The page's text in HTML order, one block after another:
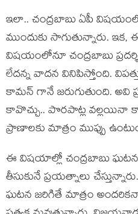
ఇలా.. చంద్ర‌బాబు ఏపీ
ముందుకు సాగుతున్నారు. ఇక‌,
విష‌యంలోనూ చంద్ర‌బాబు
లేద‌న్న వాద‌న వినిపిస్తోంది.
కామ‌న్ గానే జ‌రుగుతుంది. అవి
కావొచ్చు.. పొర‌పాట్ల వ‌ల్ల‌యినా
ప్రాణాల‌కు మాత్రం ముప్పు
ఈ విష‌యాల్లో చంద్ర‌బాబు ఘ‌ట‌న
తీసుకునే ప్ర‌య‌త్నాలు
ఘ‌ట‌న జ‌రిగితే మాత్రం